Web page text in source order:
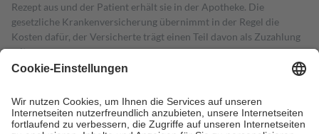
Rezept aus und der Patient erhält sie in der Apotheke. Die
gesetzliche Krankenversicherung übernimmt in der Regel die
Kosten dafür, der Versicherte trägt einen Teil davon als Zuzahlung
mit.
Grundsätzlich leisten Mitglieder Zuzahlungen in Höhe von zehn
höchstens zehn Euro.
Es sind jedoch nie mehr als die tatsächlichen
Kosten der Leistung zu entrichten.
Diese Regeln gelten grundsätzlich auch für Online-Apotheken.